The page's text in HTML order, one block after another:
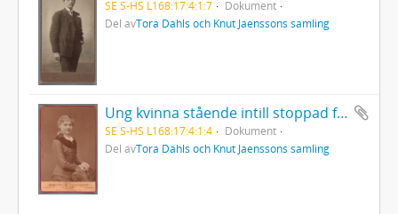
SE S-HS L168:17:4:1:7
Dokument
Del avTora Dahls och Knut Jaenssons samling
Ung kvinna stående intill stoppad fåtölj
SE S-HS L168:17:4:1:4
Dokument
Del avTora Dahls och Knut Jaenssons samling